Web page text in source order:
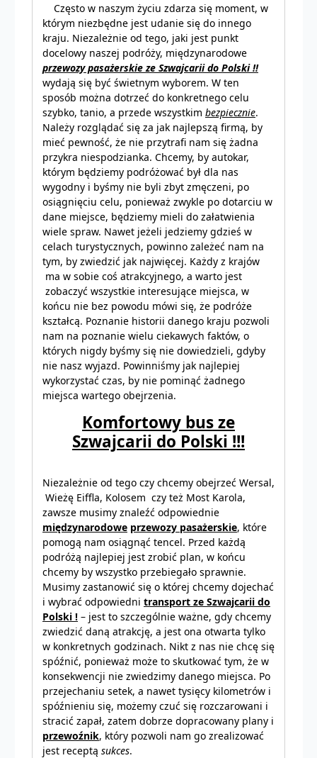
Często w naszym życiu zdarza się moment, w
którym niezbędne jest udanie się do innego
kraju. Niezależnie od tego, jaki jest punkt
docelowy naszej podróży, międzynarodowe
przewozy pasażerskie ze Szwajcarii do Polski !!
wydają się być świetnym wyborem. W ten
sposób można dotrzeć do konkretnego celu
szybko, tanio, a przede wszystkim bezpiecznie.
Należy rozglądać się za jak najlepszą firmą, by
mieć pewność, że nie przytrafi nam się żadna
przykra niespodzianka. Chcemy, by autokar,
którym będziemy podróżować był dla nas
wygodny i byśmy nie byli zbyt zmęczeni, po
osiągnięciu celu, ponieważ zwykle po dotarciu w
dane miejsce, będziemy mieli do załatwienia
wiele spraw. Nawet jeżeli jedziemy gdzieś w
celach turystycznych, powinno zależeć nam na
tym, by zwiedzić jak najwięcej. Każdy z krajów
ma w sobie coś atrakcyjnego, a warto jest
zobaczyć wszystkie interesujące miejsca, w
końcu nie bez powodu mówi się, że podróże
kształcą. Poznanie historii danego kraju pozwoli
nam na poznanie wielu ciekawych faktów, o
których nigdy byśmy się nie dowiedzieli, gdyby
nie nasz wyjazd. Powinniśmy jak najlepiej
wykorzystać czas, by nie pominąć żadnego
miejsca wartego obejrzenia.
Komfortowy bus ze
Szwajcarii do Polski !!!
Niezależnie od tego czy chcemy obejrzeć Wersal,
Wieżę Eiffla, Kolosem czy też Most Karola,
zawsze musimy znaleźć odpowiednie
międzynarodowe przewozy pasażerskie, które
pomogą nam osiągnąć tencel. Przed każdą
podróżą najlepiej jest zrobić plan, w końcu
chcemy by wszystko przebiegało sprawnie.
Musimy zastanowić się o której chcemy dojechać
i wybrać odpowiedni transport ze Szwajcarii do
Polski ! – jest to szczególnie ważne, gdy chcemy
zwiedzić daną atrakcję, a jest ona otwarta tylko
w konkretnych godzinach. Nikt z nas nie chcę się
spóźnić, ponieważ może to skutkować tym, że w
konsekwencji nie zwiedzimy danego miejsca. Po
przejechaniu setek, a nawet tysięcy kilometrów i
spóźnieniu się, możemy czuć się rozczarowani i
stracić zapał, zatem dobrze dopracowany plany i
przewoźnik, który pozwoli nam go zrealizować
jest receptą sukces.